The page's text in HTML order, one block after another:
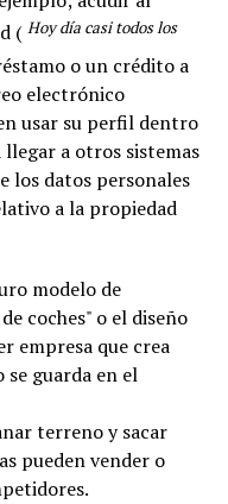
( Hoy día casi todos los
o un crédito a
electrónico
usar su perfil dentro
a otros sistemas
los datos personales
a la propiedad
coches" o el diseño
empresa que crea
guarda en el
terreno y sacar
pueden vender o